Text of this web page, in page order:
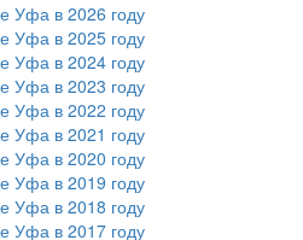
Уфа в 2026 году
Уфа в 2025 году
Уфа в 2024 году
Уфа в 2023 году
Уфа в 2022 году
Уфа в 2021 году
Уфа в 2020 году
Уфа в 2019 году
Уфа в 2018 году
Уфа в 2017 году